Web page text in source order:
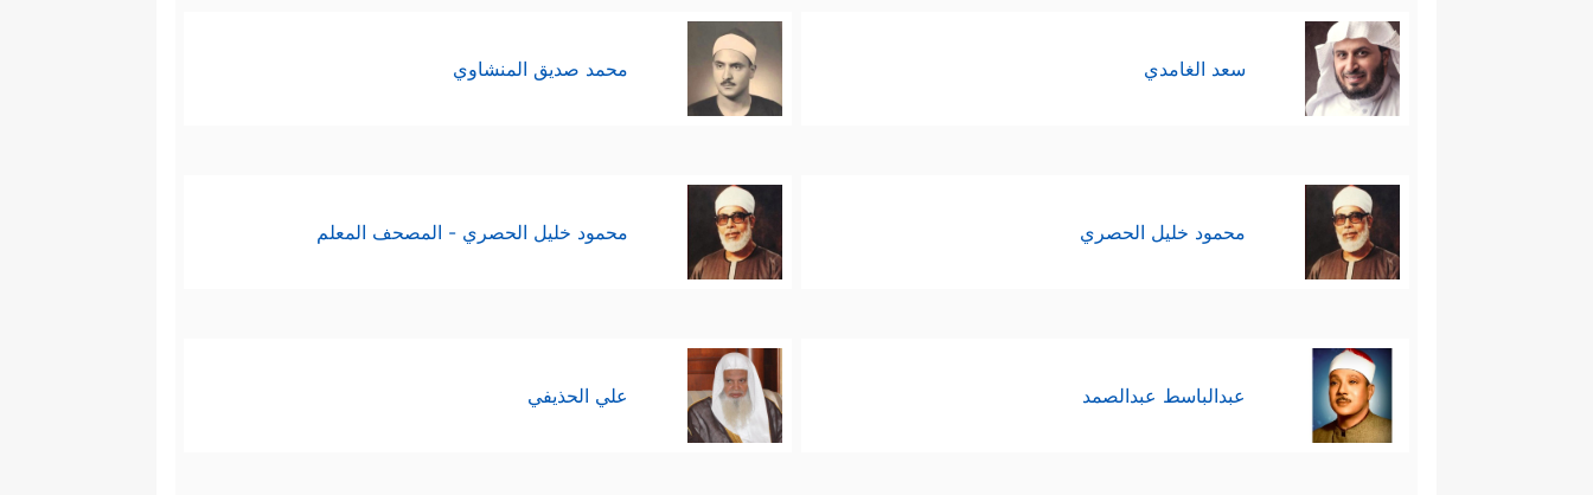
سعد الغامدي محمد صديق المنشاوي
محمود خليل الحصري محمود خليل الحصري - المصحف المعلم
عبدالباسط عبدالصمد علي الحذيفي